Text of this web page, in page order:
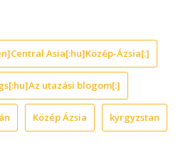
Asia[:hu]Közép-Ázsia[:]
utazási blogom[:]
Közép Ázsia kyrgyzstan